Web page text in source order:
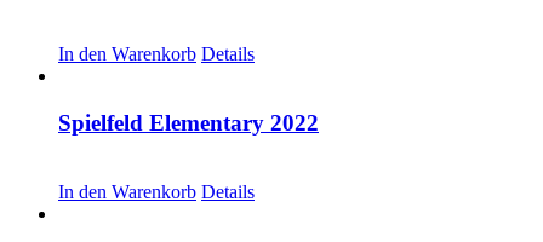
In den Warenkorb Details
Spielfeld Elementary 2022
In den Warenkorb Details